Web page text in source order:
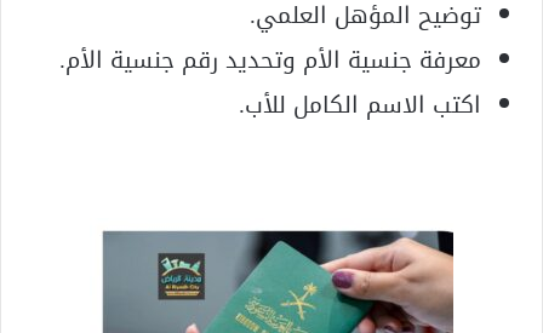
توضيح المؤهل العلمي.
معرفة جنسية الأم وتحديد رقم جنسية الأم.
اكتب الاسم الكامل للأب.